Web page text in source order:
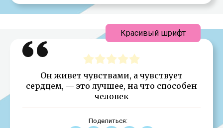
Он живет чувствами, а чувствует
сердцем, — это лучшее, на что способен
человек
Поделиться:
Красивый шрифт